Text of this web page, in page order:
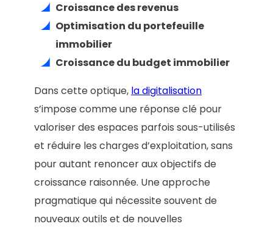
Croissance des revenus
Optimisation du portefeuille
immobilier
Croissance du budget immobilier
Dans cette optique, la digitalisation
s’impose comme une réponse clé pour
valoriser des espaces parfois sous-utilisés
et réduire les charges d’exploitation, sans
pour autant renoncer aux objectifs de
croissance raisonnée. Une approche
pragmatique qui nécessite souvent de
nouveaux outils et de nouvelles